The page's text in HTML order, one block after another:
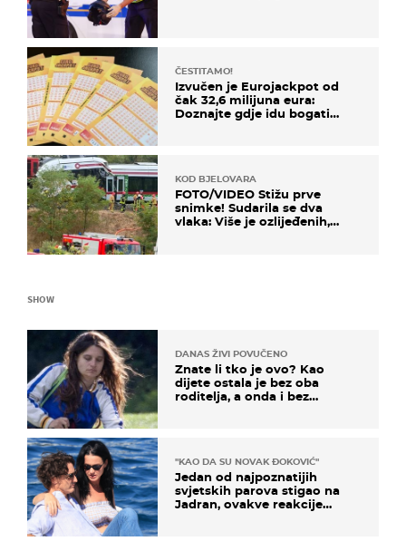
ČESTITAMO!
Izvučen je Eurojackpot od
čak 32,6 milijuna eura:
Doznajte gdje idu bogati
KOD BJELOVARA
FOTO/VIDEO Stižu prve
snimke! Sudarila se dva
vlaka: Više je ozlijeđenih,
SHOW
DANAS ŽIVI POVUČENO
Znate li tko je ovo? Kao
dijete ostala je bez oba
roditelja, a onda i bez
"KAO DA SU NOVAK ĐOKOVIĆ"
Jedan od najpoznatijih
svjetskih parova stigao na
Jadran, ovakve reakcije